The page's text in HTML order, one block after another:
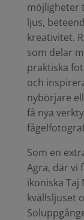
möjligheter
ljus,
kreativitet.
som delar
praktiska
och
nybörjare
få nya
Som en
Agra, där vi
ikoniska Taj
kvällsljuset